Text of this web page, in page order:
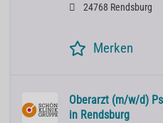
24768 Rendsburg
Merken
Oberarzt (m/w/d)
in Rendsburg